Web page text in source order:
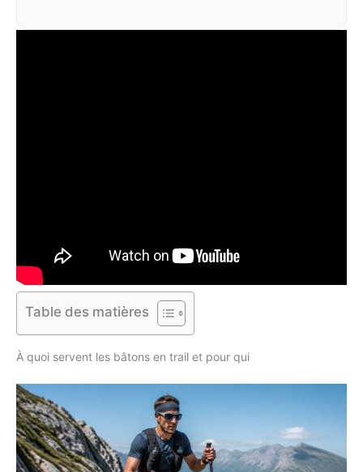
Table des matières
À quoi servent les bâtons en trail et pour qui